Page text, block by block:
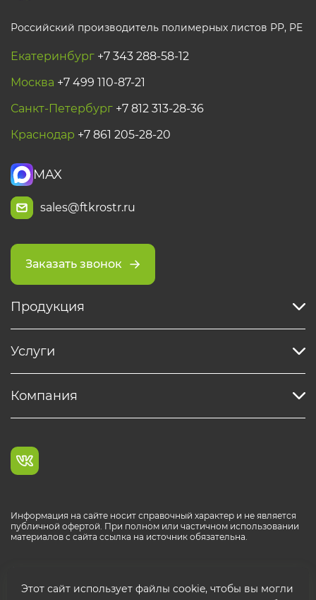
Российский производитель полимерных листов РР, PE
Екатеринбург +7 343 288-58-12
Москва +7 499 110-87-21
Санкт-Петербург +7 812 313-28-36
Краснодар +7 861 205-28-20
MAX
sales@ftkrostr.ru
Заказать звонок
Продукция
Услуги
Компания
Информация на сайте носит справочный характер и не является
публичной офертой. При полном или частичном использовании
материалов с сайта ссылка на источник обязательна.
Этот сайт использует файлы cookie, чтобы вы могли